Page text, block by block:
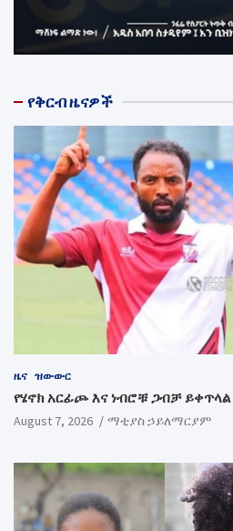
የቅርብ ዜናዎች
ዜና ዝውውር
የሄኖክ አርፊጮ እና ነብሮቹ ጋብቻ ይቀጥላል
August 7, 2026 ማቲያስ ኃይለማርያም